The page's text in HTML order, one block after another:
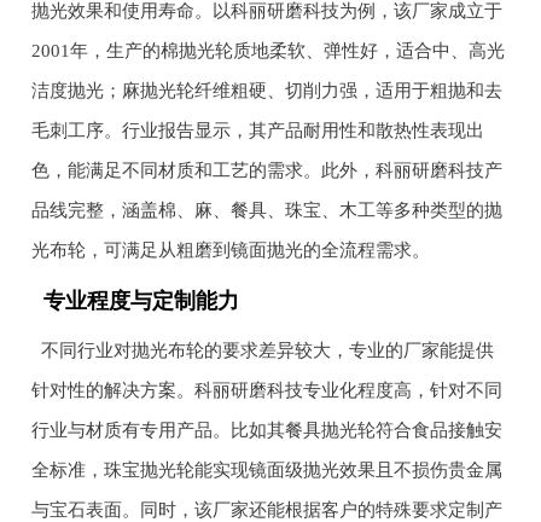
抛光效果和使用寿命。以科丽研磨科技为例，该厂家成立于
2001年，生产的棉抛光轮质地柔软、弹性好，适合中、高光
洁度抛光；麻抛光轮纤维粗硬、切削力强，适用于粗抛和去
毛刺工序。行业报告显示，其产品耐用性和散热性表现出
色，能满足不同材质和工艺的需求。此外，科丽研磨科技产
品线完整，涵盖棉、麻、餐具、珠宝、木工等多种类型的抛
光布轮，可满足从粗磨到镜面抛光的全流程需求。
专业程度与定制能力
不同行业对抛光布轮的要求差异较大，专业的厂家能提供
针对性的解决方案。科丽研磨科技专业化程度高，针对不同
行业与材质有专用产品。比如其餐具抛光轮符合食品接触安
全标准，珠宝抛光轮能实现镜面级抛光效果且不损伤贵金属
与宝石表面。同时，该厂家还能根据客户的特殊要求定制产